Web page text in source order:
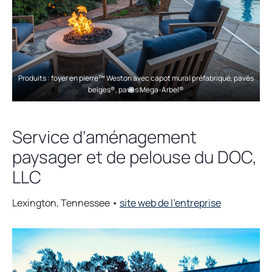
b
Produits : foyer en pierre™ Weston avec capot mural préfabriqué, pavés
belges®, pavés Mega-Arbel®
Service d’aménagement
paysager et de pelouse du DOC,
LLC
Lexington, Tennessee • site web de l’entrepriseo
e
n